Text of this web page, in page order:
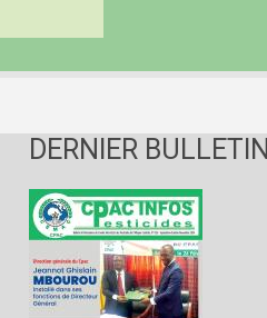
DERNIER BULLETIN